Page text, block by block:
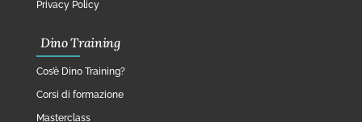
Privacy Policy
Dino Training
Cos’è Dino Training?
Corsi di formazione
Masterclass